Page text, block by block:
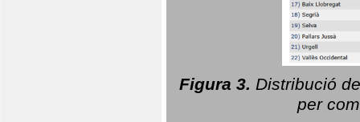
Figura 3. Distribució
per